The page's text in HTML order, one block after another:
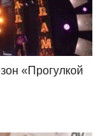
«Прогулкой